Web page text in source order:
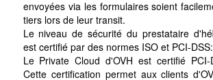
envoyées via les formulaires soient
tiers lors de leur transit.
Le niveau de sécurité du prestataire
est certifié par des normes ISO et PCI-DSS:
Le Private Cloud d'OVH est certifié
Cette certification permet aux clients